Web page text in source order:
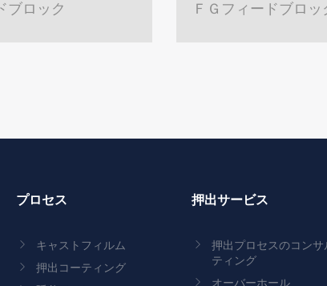
ブロック ＦＧフィードブロッ
プロセス
キャストフィルム
押出コーティング
押出サービス
押出プロセスのコンサ
ティング